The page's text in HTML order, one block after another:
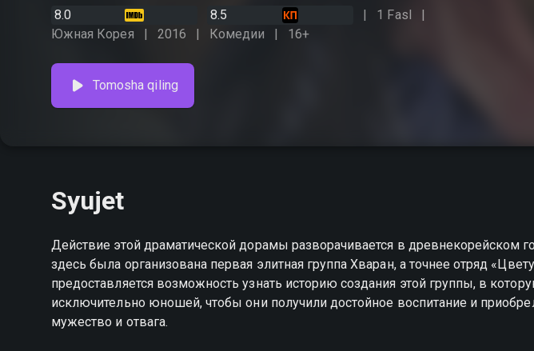
8.0 8.5
1 Fasl
Южная Корея
2016 Комедии 16+
Tomosha qiling
Syujet
Действие этой драматической дорамы разворачивается в древнекорейском
здесь была организована первая элитная группа Хваран, а точнее отряд
предоставляется возможность узнать историю создания этой группы, в
исключительно юношей, чтобы они получили достойное воспитание и
мужество и отвага.